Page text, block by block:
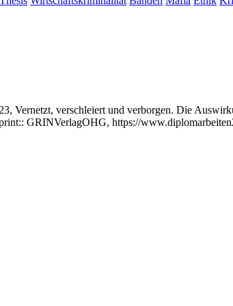
Vernetzt, verschleiert und verborgen. Die
GRINVerlagOHG, https://